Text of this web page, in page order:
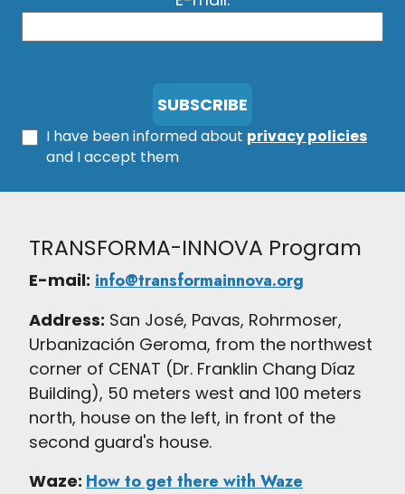
I have been informed about privacy policies
and I accept them
TRANSFORMA-INNOVA Program
E-mail: info@transformainnova.org
Address: San José, Pavas, Rohrmoser,
Urbanización Geroma, from the northwest
corner of CENAT (Dr. Franklin Chang Díaz
Building), 50 meters west and 100 meters
north, house on the left, in front of the
second guard's house.
Waze: How to get there with Waze